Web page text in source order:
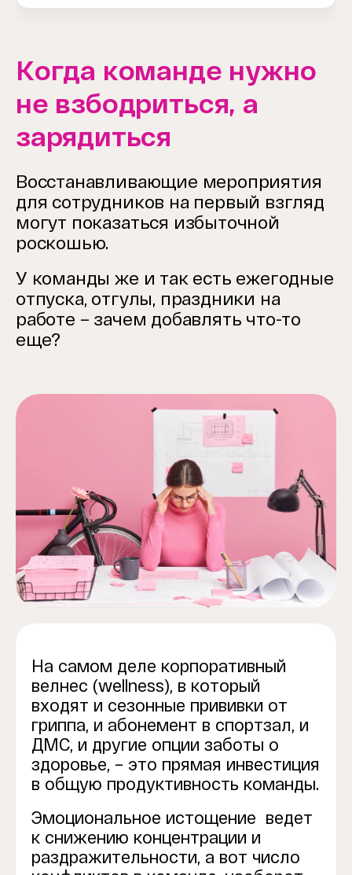
Когда команде нужно
не взбодриться, а
зарядиться
Восстанавливающие мероприятия
для сотрудников на первый взгляд
могут показаться избыточной
роскошью.
У команды же и так есть ежегодные
отпуска, отгулы, праздники на
работе – зачем добавлять что-то
еще?
На самом деле корпоративный
велнес (wellness), в который
входят и сезонные прививки от
гриппа, и абонемент в спортзал, и
ДМС, и другие опции заботы о
здоровье, – это прямая инвестиция
в общую продуктивность команды.
Эмоциональное истощение ведет
к снижению концентрации и
раздражительности, а вот число